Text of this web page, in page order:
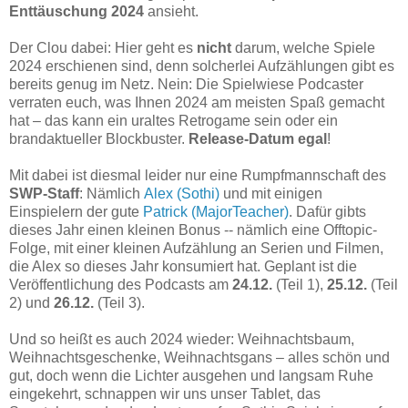
Enttäuschung 2024 ansieht.
Der Clou dabei: Hier geht es nicht darum, welche Spiele
2024 erschienen sind, denn solcherlei Aufzählungen gibt es
bereits genug im Netz. Nein: Die Spielwiese Podcaster
verraten euch, was Ihnen 2024 am meisten Spaß gemacht
hat – das kann ein uraltes Retrogame sein oder ein
brandaktueller Blockbuster. Release-Datum egal !
Mit dabei ist diesmal leider nur eine Rumpfmannschaft des
SWP-Staff: Nämlich Alex (Sothi) und mit einigen
Einspielern der gute Patrick (MajorTeacher). Dafür gibts
dieses Jahr einen kleinen Bonus -- nämlich eine Offtopic-
Folge, mit einer kleinen Aufzählung an Serien und Filmen,
die Alex so dieses Jahr konsumiert hat. Geplant ist die
Veröffentlichung des Podcasts am 24.12. (Teil 1), 25.12. (Teil
2) und 26.12. (Teil 3).
Und so heißt es auch 2024 wieder: Weihnachtsbaum,
Weihnachtsgeschenke, Weihnachtsgans – alles schön und
gut, doch wenn die Lichter ausgehen und langsam Ruhe
eingekehrt, schnappen wir uns unser Tablet, das